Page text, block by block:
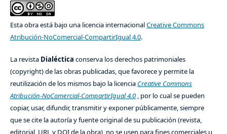
Esta obra está bajo una licencia internacionalCreative Commons
Atribución-NoComercial-CompartirIgual 4.0.
La revista Dialéctica conserva los derechos patrimoniales
(copyright) de las obras publicadas, que favorece y permite la
reutilización de los mismos bajo la licencia Creative Commons
Atribución-NoComercial-CompartirIgual 4.0, por lo cual se pueden
copiar, usar, difundir, transmitir y exponer públicamente, siempre
que se cite la autoría y fuente original de su publicación (revista,
editorial, URL y DOI de la obra), no se usen para fines comerciales u